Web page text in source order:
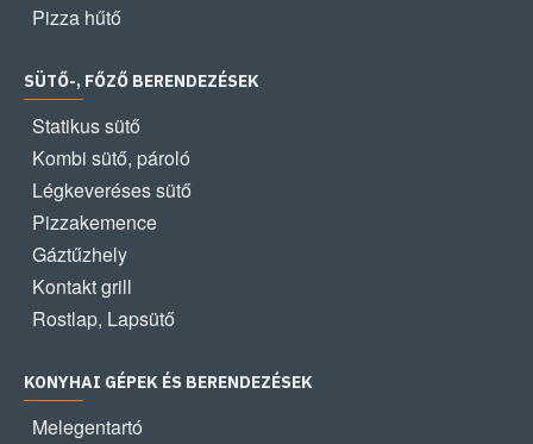
Pizza hűtő
SÜTŐ-, FŐZŐ BERENDEZÉSEK
Statikus sütő
Kombi sütő, pároló
Légkeveréses sütő
Pizzakemence
Gáztűzhely
Kontakt grill
Rostlap, Lapsütő
KONYHAI GÉPEK ÉS BERENDEZÉSEK
Melegentartó